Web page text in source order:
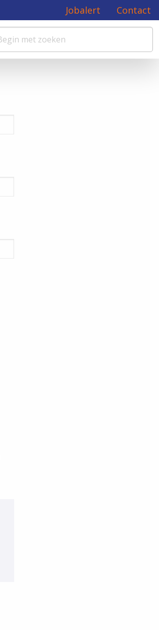
Jobalert Contact